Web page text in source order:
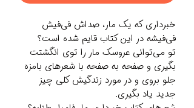
خبرداری که یک مار، صداش فی‌فیش
فی‌فیشه در این کتاب قایم شده است؟
تو می‌توانی عروسک مار را توی انگشتت
بگیری و صفحه به صفحه با شعرهای بامزه
جلو بروی و در مورد زندگیش کلی چیز
جدید یاد بگیری.